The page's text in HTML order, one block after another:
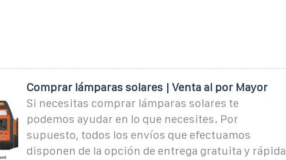
Comprar lámparas solares | Venta al por Mayor
Si necesitas comprar lámparas solares te
podemos ayudar en lo que necesites. Por
supuesto, todos los envíos que efectuamos
disponen de la opción de entrega gratuita y rápida